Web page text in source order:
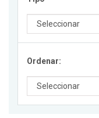
Ordenar: